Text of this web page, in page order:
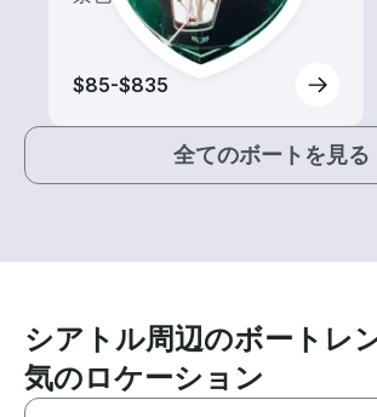
$85-$835
全てのボートを見る
シアトル周辺のボートレ
気のロケーション